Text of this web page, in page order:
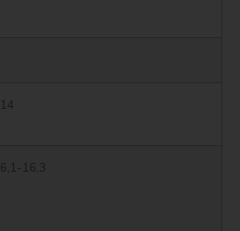
14
6,1-16,3